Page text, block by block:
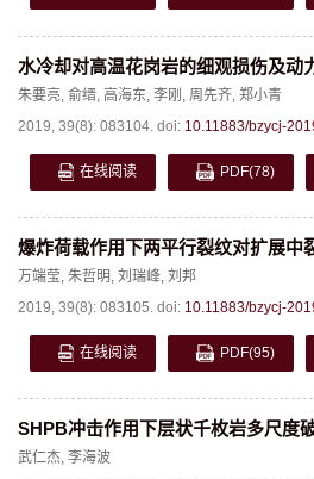
水冷却对高温花岗岩的细观损伤及动
朱要亮, 俞缙, 高海东, 李刚 , 周先齐, 郑小青
2019, 39(8): 083104. doi: 10.11883/bzycj-
在线阅读 PDF(78)
爆炸荷载作用下两平行裂纹对扩展中
万端莹, 朱哲明, 刘瑞峰, 刘邦
2019, 39(8): 083105. doi: 10.11883/bzycj-
在线阅读 PDF(95)
SHPB冲击作用下层状千枚岩多尺度
武仁杰, 李海波